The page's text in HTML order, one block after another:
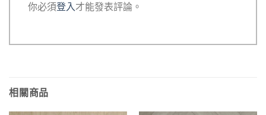
你必須登入才能發表評論。
相關商品